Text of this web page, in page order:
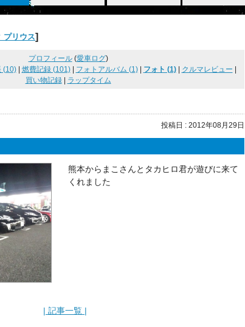
プリウス]
プロフィール(愛車ログ)
(10)| 燃費記録 (101)| フォトアルバム (1)| フォト (1)| クルマレビュー
買い物記録| ラップタイム
投稿日 : 2012年08月29日
熊本からまこさんとタカヒロ君が遊びに来て
くれました
| 記事一覧 |